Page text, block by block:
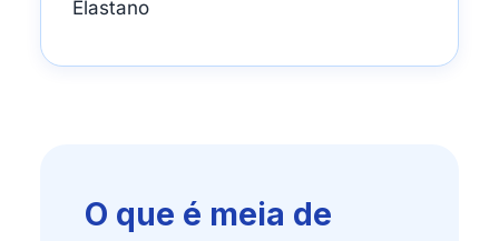
Elastano
O que é meia de